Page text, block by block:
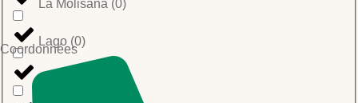
La Molisana (0)
Lago (0)
LGM Tartufi
Coordonnées